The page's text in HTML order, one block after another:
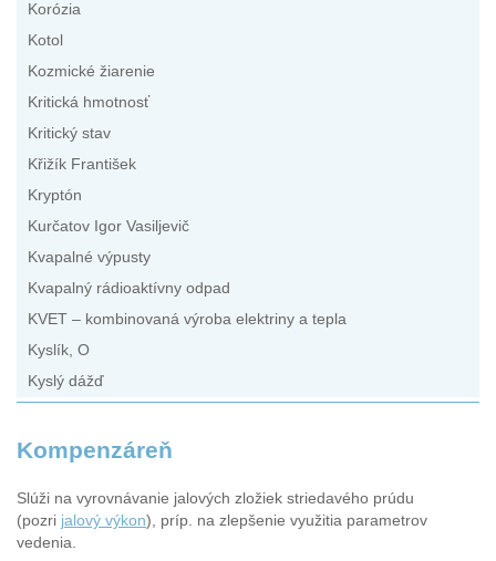
Korózia
Kotol
Kozmické žiarenie
Kritická hmotnosť
Kritický stav
Křižík František
Kryptón
Kurčatov Igor Vasiljevič
Kvapalné výpusty
Kvapalný rádioaktívny odpad
KVET – kombinovaná výroba elektriny a tepla
Kyslík, O
Kyslý dážď
Kompenzáreň
Slúži na vyrovnávanie jalových zložiek striedavého prúdu
(pozri jalový výkon), príp. na zlepšenie využitia parametrov
vedenia.